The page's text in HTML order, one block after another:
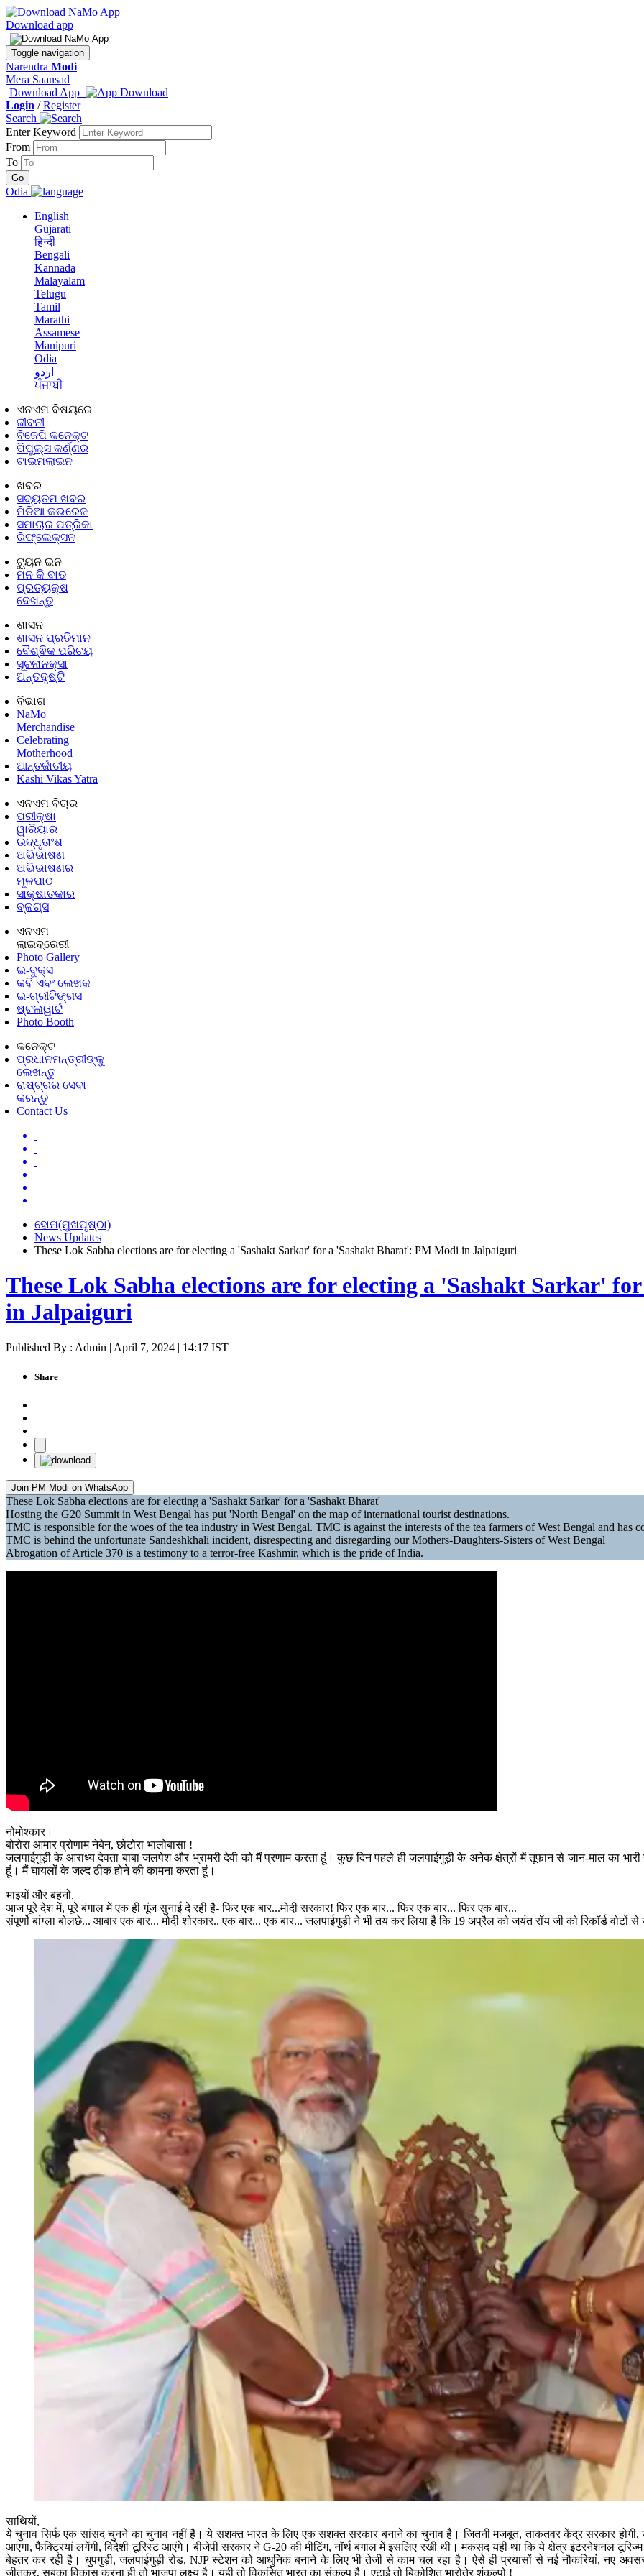
Download app
Toggle navigation
Narendra Modi
Mera Saansad
Download App
Login /Register
Search
Enter Keyword
From
To
Odia
English
Gujarati
हिन्दी
Bengali
Kannada
Malayalam
Telugu
Tamil
Marathi
Assamese
Manipuri
Odia
اردو
ਪੰਜਾਬੀ
ଏନଏମ ବିଷୟରେ
ଜୀବନୀ
ବିଜେପି କନେକ୍ଟ
ପିପୁଲ୍ସ କର୍ଣ୍ଣର
ଟାଇମଲାଇନ
ଖବର
ସଦ୍ୟତମ ଖବର
ମିଡିଆ କଭରେଜ
ସମାଚାର ପତ୍ରିକା
ରିଫ୍ଲେକ୍ସନ
ଟ୍ୟୁନ ଇନ
ମନ କି ବାତ
ପ୍ରତ୍ୟକ୍ଷ
ଦେଖନ୍ତୁ
ଶାସନ
ଶାସନ ପ୍ରତିମାନ
ବୈଶ୍ଵିକ ପରିଚୟ
ସୂଚନାନକ୍ସା
ଅନ୍ତଦୃଷ୍ଟି
ବିଭାଗ
NaMo
Merchandise
Celebrating
Motherhood
ଆନ୍ତର୍ଜାତୀୟ
Kashi Vikas Yatra
ଏନଏମ ବିଚାର
ପରୀକ୍ଷା
ୱାରିୟାର
ଉଦ୍ଧୃତାଂଶ
ଅଭିଭାଷଣ
ଅଭିଭାଷଣର
ମୂଳପାଠ
ସାକ୍ଷାତକାର
ବ୍ଳଗ୍ସ
ଏନଏମ
ଲାଇବ୍ରେରୀ
Photo Gallery
ଇ-ବୁକ୍ସ
କବି ଏବଂ ଲେଖକ
ଇ-ଗ୍ରୀଟିଙ୍ଗସ
ଷ୍ଟଲୱାର୍ଟ
Photo Booth
କନେକ୍ଟ
ପ୍ରଧାନମନ୍ତ୍ରୀଙ୍କୁ
ଲେଖନ୍ତୁ
ରାଷ୍ଟ୍ରର ସେବା
କରନ୍ତୁ
Contact Us
ହୋମ(ମୁଖପୃଷ୍ଠା)
News Updates
These Lok Sabha elections are for electing a 'Sashakt Sarkar' for a 'Sashakt Bharat': PM Modi in Jalpaiguri
These Lok Sabha elections are for electing a 'Sashakt Sarkar'
in Jalpaiguri
Published By : Admin | April 7, 2024 | 14:17 IST
Share
Join PM Modi on WhatsApp
These Lok Sabha elections are for electing a 'Sashakt Sarkar' for a 'Sashakt Bharat'
Hosting the G20 Summit in West Bengal has put 'North Bengal' on the map of international tourist destinations.
TMC is responsible for the woes of the tea industry in West Bengal. TMC is against the interests of the tea farmers of West Bengal and has
TMC is behind the unfortunate Sandeshkhali incident, disrespecting and disregarding our Mothers-Daughters-Sisters of West Bengal
Abrogation of Article 370 is a testimony to a terror-free Kashmir, which is the pride of India.
नोमोश्कार।
बोरोरा आमार प्रोणाम नेबेन, छोटोरा भालोबासा !
जलपाईगुड़ी के आराध्य देवता बाबा जलपेश और भ्रामरी देवी को मैं प्रणाम करता हूं। कुछ दिन पहले ही जलपाईगुड़ी के अनेक क्षेत्रों में तूफान से जान-माल का
हूं। मैं घायलों के जल्द ठीक होने की कामना करता हूं।
भाइयों और बहनों,
आज पूरे देश में, पूरे बंगाल में एक ही गूंज सुनाई दे रही है- फिर एक बार...मोदी सरकार! फिर एक बार... फिर एक बार... फिर एक बार...
संपूर्णो बांग्ला बोलछे... आबार एक बार... मोदी शोरकार.. एक बार... एक बार... जलपाईगुड़ी ने भी तय कर लिया है कि 19 अप्रैल को जयंत रॉय जी को रिकॉर्ड वोटों से
साथियों,
ये चुनाव सिर्फ एक सांसद चुनने का चुनाव नहीं है। ये सशक्त भारत के लिए एक सशक्त सरकार बनाने का चुनाव है। जितनी मजबूत, ताकतवर केंद्र सरकार होगी,
आएगा, फैक्ट्रियां लगेंगी, विदेशी टूरिस्ट आएंगे। बीजेपी सरकार ने G-20 की मीटिंग, नॉर्थ बंगाल में इसलिए रखी थी। मकसद यही था कि ये क्षेत्र इंटरनेशनल
बेहतर कर रही है। धुपगुड़ी, जलपाईगुड़ी रोड, NJP स्टेशन को आधुनिक बनाने के लिए भी तेजी से काम चल रहा है। ऐसे ही प्रयासों से नई नौकरियां, नए
जीतकर, सबका विकास करना ही तो भाजपा लक्ष्य है। यही तो विकसित भारत का संकल्प है। एटाई तो बिकोशित भारोतेर शंकल्पो !